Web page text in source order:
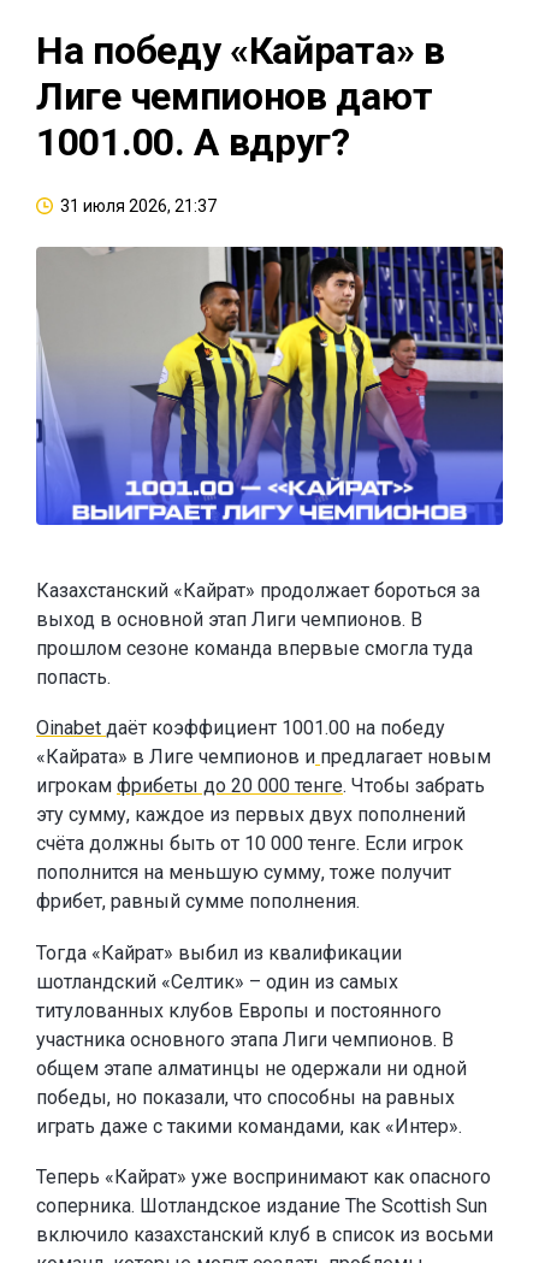
На победу «Кайрата» в
Лиге чемпионов дают
1001.00. А вдруг?
31 июля 2026, 21:37
Казахстанский «Кайрат» продолжает бороться за
выход в основной этап Лиги чемпионов. В
прошлом сезоне команда впервые смогла туда
попасть.
Oinabet даёт коэффициент 1001.00 на победу
«Кайрата» в Лиге чемпионов и предлагает новым
игрокам фрибеты до 20 000 тенге. Чтобы забрать
эту сумму, каждое из первых двух пополнений
счёта должны быть от 10 000 тенге. Если игрок
пополнится на меньшую сумму, тоже получит
фрибет, равный сумме пополнения.
Тогда «Кайрат» выбил из квалификации
шотландский «Селтик» – один из самых
титулованных клубов Европы и постоянного
участника основного этапа Лиги чемпионов. В
общем этапе алматинцы не одержали ни одной
победы, но показали, что способны на равных
играть даже с такими командами, как «Интер».
Теперь «Кайрат» уже воспринимают как опасного
соперника. Шотландское издание The Scottish Sun
включило казахстанский клуб в список из восьми